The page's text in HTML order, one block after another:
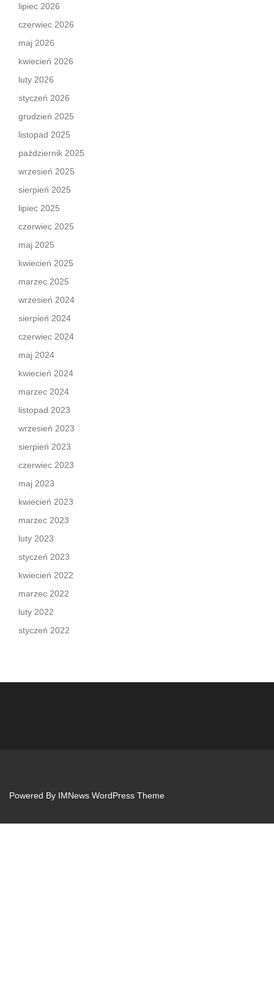
lipiec 2026
czerwiec 2026
maj 2026
kwiecień 2026
luty 2026
styczeń 2026
grudzień 2025
listopad 2025
październik 2025
wrzesień 2025
sierpień 2025
lipiec 2025
czerwiec 2025
maj 2025
kwiecień 2025
marzec 2025
wrzesień 2024
sierpień 2024
czerwiec 2024
maj 2024
kwiecień 2024
marzec 2024
listopad 2023
wrzesień 2023
sierpień 2023
czerwiec 2023
maj 2023
kwiecień 2023
marzec 2023
luty 2023
styczeń 2023
kwiecień 2022
marzec 2022
luty 2022
styczeń 2022
Powered By IMNews WordPress Theme